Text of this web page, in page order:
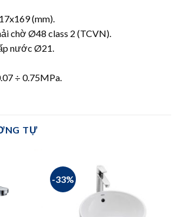
(mm).
chờ Ø48 class 2 (TCVN).
nước Ø21.
÷ 0.75MPa.
TỰ
-33%